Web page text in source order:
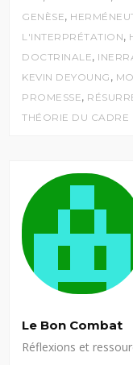
GENÈSE,
L'INTERPRÉTATION,
DOCTRINALE,
KEVIN DEYOUNG ,
PROMESSE,
THÉORIE DU CADRE
Le Bon Combat
Réflexions et